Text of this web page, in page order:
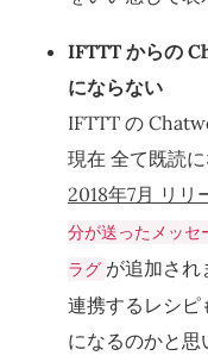
IFTTT からの
にならない
IFTTT の
現在 全て既読に
2018年7月 リ
分が送ったメッセ
ラグ が追加され
連携するレシピ
になるのかと思